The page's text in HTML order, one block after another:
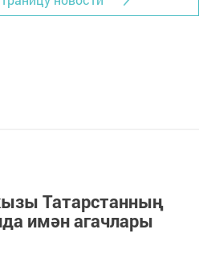
Татарстанның
имән агачлары